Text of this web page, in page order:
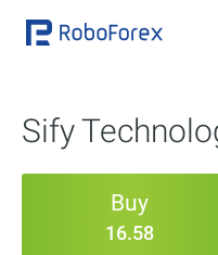
Sify
Buy
16.58